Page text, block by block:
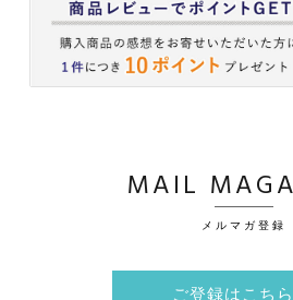
MAIL
メルマガ登録